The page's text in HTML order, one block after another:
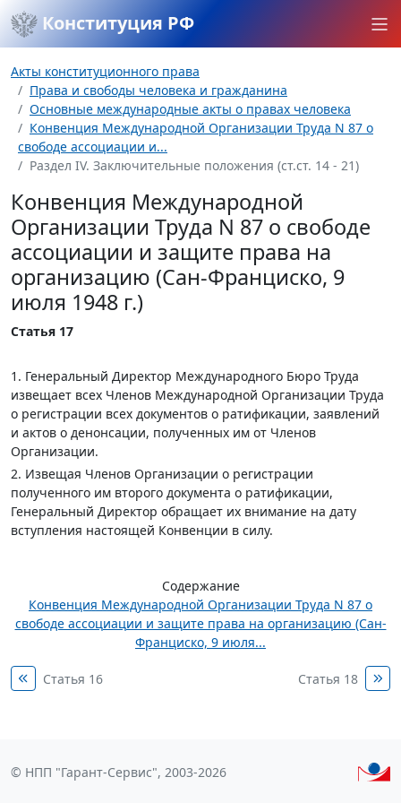
Конституция РФ
Акты конституционного права
Права и свободы человека и гражданина
Основные международные акты о правах человека
Конвенция Международной Организации Труда N 87 о
свободе ассоциации и...
Раздел IV. Заключительные положения (ст.ст. 14 - 21)
Конвенция Международной
Организации Труда N 87 о свободе
ассоциации и защите права на
организацию (Сан-Франциско, 9
июля 1948 г.)
Статья 17
1. Генеральный Директор Международного Бюро Труда
извещает всех Членов Международной Организации Труда
о регистрации всех документов о ратификации, заявлений
и актов о денонсации, полученных им от Членов
Организации.
2. Извещая Членов Организации о регистрации
полученного им второго документа о ратификации,
Генеральный Директор обращает их внимание на дату
вступления настоящей Конвенции в силу.
Содержание
Конвенция Международной Организации Труда N 87 о
свободе ассоциации и защите права на организацию (Сан-
Франциско, 9 июля...
Статья 16 Статья 18
© НПП "Гарант-Сервис", 2003-2026